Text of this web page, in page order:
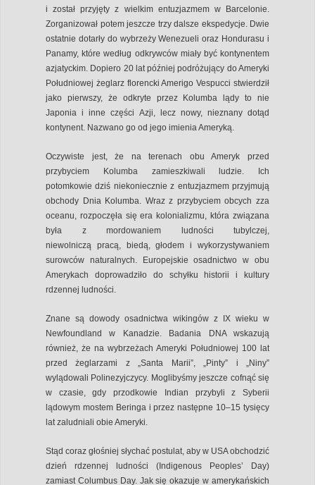
i został przyjęty z wielkim entuzjazmem w Barcelonie.
Zorganizował potem jeszcze trzy dalsze ekspedycje. Dwie
ostatnie dotarły do wybrzeży Wenezueli oraz Hondurasu i
Panamy, które według odkrywców miały być kontynentem
azjatyckim. Dopiero 20 lat później podróżujący do Ameryki
Południowej żeglarz florencki Amerigo Vespucci stwierdził
jako pierwszy, że odkryte przez Kolumba lądy to nie
Japonia i inne części Azji, lecz nowy, nieznany dotąd
kontynent. Nazwano go od jego imienia Ameryką.
Oczywiste jest, że na terenach obu Ameryk przed
przybyciem Kolumba zamieszkiwali ludzie. Ich
potomkowie dziś niekoniecznie z entuzjazmem przyjmują
obchody Dnia Kolumba. Wraz z przybyciem obcych zza
oceanu, rozpoczęła się era kolonializmu, która związana
była z mordowaniem ludności tubylczej,
niewolniczą pracą, biedą, głodem i wykorzystywaniem
surowców naturalnych. Europejskie osadnictwo w obu
Amerykach doprowadziło do schyłku historii i kultury
rdzennej ludności.
Znane są dowody osadnictwa wikingów z IX wieku w
Newfoundland w Kanadzie. Badania DNA wskazują
również, że na wybrzeżach Ameryki Południowej 100 lat
przed żeglarzami z „Santa Marii”, „Pinty” i „Niny”
wylądowali Polinezyjczycy. Moglibyśmy jeszcze cofnąć się
w czasie, gdy przodkowie Indian przybyli z Syberii
lądowym mostem Beringa i przez następne 10–15 tysięcy
lat zaludniali obie Ameryki.
Stąd coraz głośniej słychać postulat, aby w USA obchodzić
dzień rdzennej ludności (Indigenous Peoples’ Day)
zamiast Columbus Day. Jak się okazuje w amerykańskich